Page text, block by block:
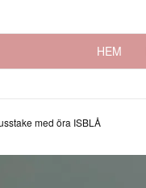
HEM
med öra ISBLÅ